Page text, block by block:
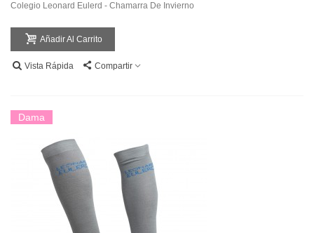
Colegio Leonard Eulerd - Chamarra De Invierno
Añadir Al Carrito
Vista Rápida Compartir
Dama